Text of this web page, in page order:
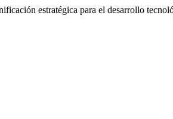
estratégica para el desarrollo